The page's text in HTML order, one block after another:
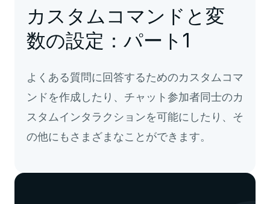
カスタムコマンドと変
数の設定：パート1
よくある質問に回答するためのカスタムコマ
ンドを作成したり、チャット参加者同士のカ
スタムインタラクションを可能にしたり、そ
の他にもさまざまなことができます。